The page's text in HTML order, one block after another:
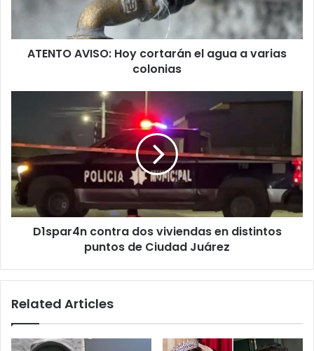
colonias
ATENTO AVISO: Hoy cortarán el agua a varias
colonias
viviendas
en
distintos
puntos
de
Ciudad
JuárezD1spar4n contra dos viviendas en distintos
puntos de Ciudad Juárez
Related Articles